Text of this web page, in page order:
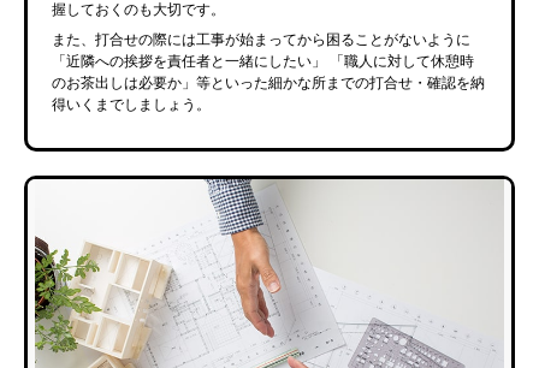
握しておくのも大切です。
また、打合せの際には工事が始まってから困ることがないように
「近隣への挨拶を責任者と一緒にしたい」
「職人に対して休憩時
のお茶出しは必要か」等といった細かな所までの打合せ・確認を納
得いくまでしましょう。